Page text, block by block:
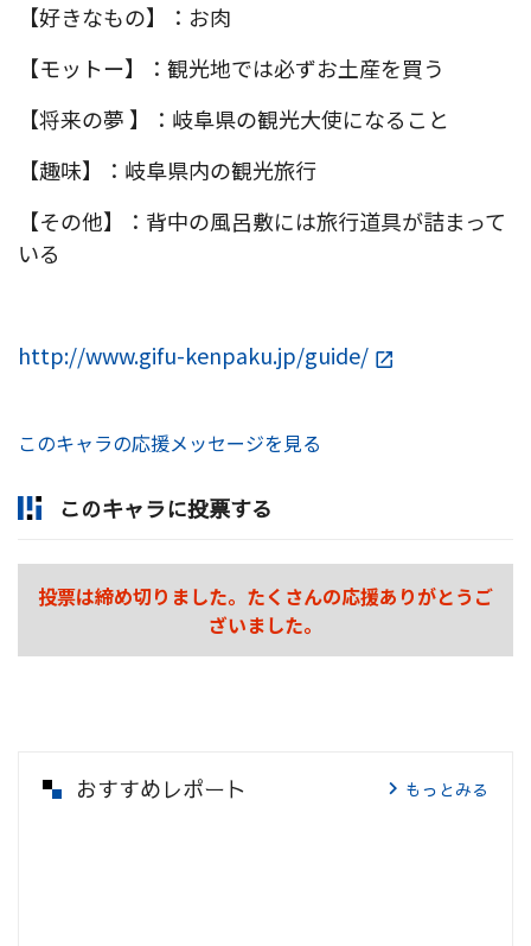
【好きなもの】：お肉
【モットー】：観光地では必ずお土産を買う
【将来の夢 】：岐阜県の観光大使になること
【趣味】：岐阜県内の観光旅行
【その他】：背中の風呂敷には旅行道具が詰まって
いる
http://www.gifu-kenpaku.jp/guide/
このキャラの応援メッセージを見る
このキャラに投票する
投票は締め切りました。たくさんの応援ありがとうご
ざいました。
おすすめレポート もっとみる